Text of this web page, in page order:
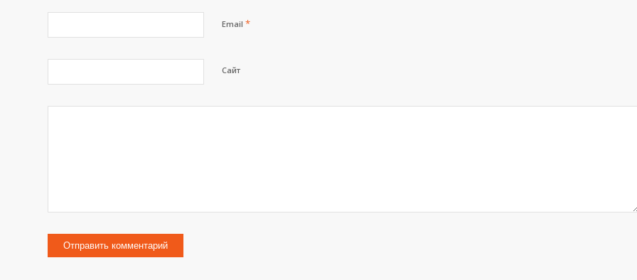
Email *
Сайт